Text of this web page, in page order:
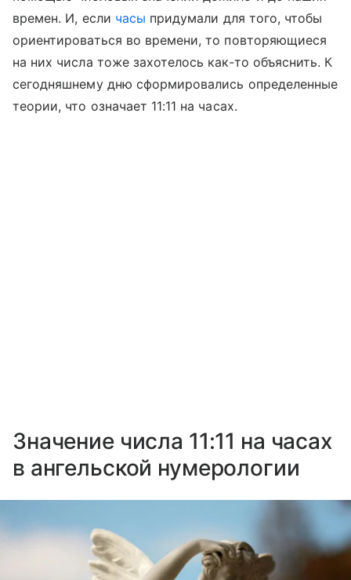
времен. И, если часы придумали для того, чтобы
ориентироваться во времени, то повторяющиеся
на них числа тоже захотелось как-то объяснить. К
сегодняшнему дню сформировались определенные
теории, что означает 11:11 на часах.
Значение числа 11:11 на часах
в ангельской нумерологии